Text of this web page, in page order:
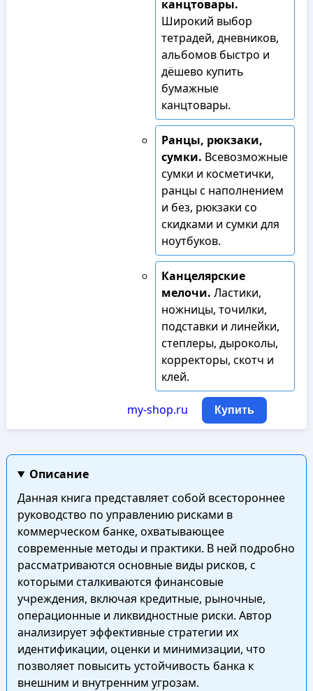
канцтовары.
Широкий выбор
тетрадей, дневников,
альбомов быстро и
дёшево купить
бумажные
канцтовары.
Ранцы, рюкзаки,
сумки. Всевозможные
сумки и косметички,
ранцы с наполнением
и без, рюкзаки со
скидками и сумки для
ноутбуков.
Канцелярские
мелочи. Ластики,
ножницы, точилки,
подставки и линейки,
степлеры, дыроколы,
корректоры, скотч и
клей.
my-shop.ru Купить
Описание
Данная книга представляет собой всестороннее
руководство по управлению рисками в
коммерческом банке, охватывающее
современные методы и практики. В ней подробно
рассматриваются основные виды рисков, с
которыми сталкиваются финансовые
учреждения, включая кредитные, рыночные,
операционные и ликвидностные риски. Автор
анализирует эффективные стратегии их
идентификации, оценки и минимизации, что
позволяет повысить устойчивость банка к
внешним и внутренним угрозам.